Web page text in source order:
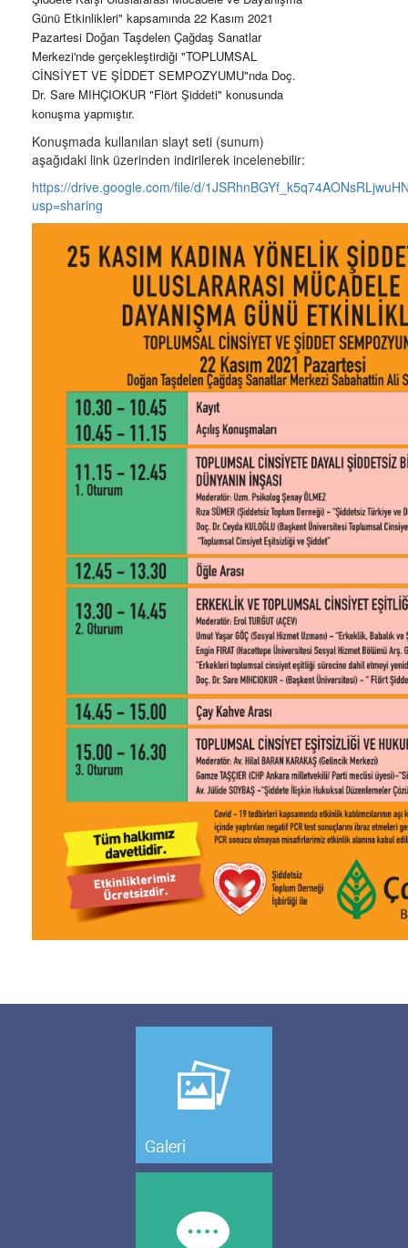
Günü Etkinlikleri" kapsamında 22 Kasım 2021
Pazartesi Doğan Taşdelen Çağdaş Sanatlar
Merkezi'nde gerçekleştirdiği "TOPLUMSAL
CİNSİYET VE ŞİDDET SEMPOZYUMU"nda Doç.
Dr. Sare MIHÇIOKUR "Flört Şiddeti" konusunda
konuşma yapmıştır.
Konuşmada kullanılan slayt seti (sunum)
aşağıdaki link üzerinden indirilerek incelenebilir:
https://drive.google.com/file/d/
usp=sharing